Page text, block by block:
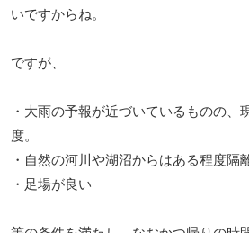
いですからね。
ですが、
・大雨の予報が近づいているものの、
度。
・自然の河川や湖沼からはある程度隔
・足場が良い